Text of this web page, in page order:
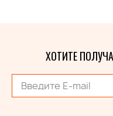
ХОТИТЕ